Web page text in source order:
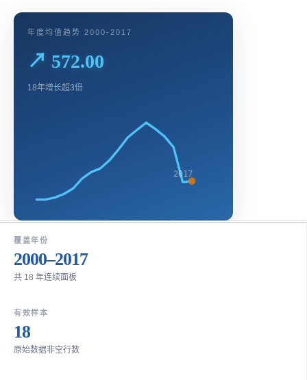
年度均值趋势 2000-2017
↗ 572.00
18年增长超3倍
2017
覆盖年份
2000–2017
共 18 年连续面板
有效样本
18
原始数据非空行数